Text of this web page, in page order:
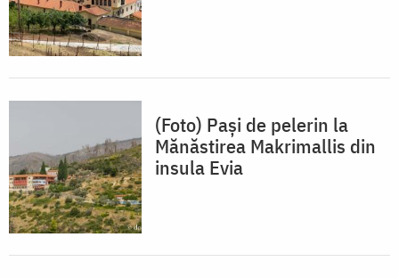
(Foto) Pași de pelerin la
Mănăstirea Makrimallis din
insula Evia